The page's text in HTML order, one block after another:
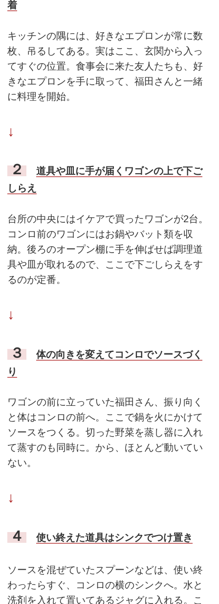
着
キッチンの隅には、好きなエプロンが常に数
枚、吊るしてある。実はここ、玄関から入っ
てすぐの位置。食事会に来た友人たちも、好
きなエプロンを手に取って、福田さんと一緒
に料理を開始。
↓
２
道具や皿に手が届くワゴンの上で下ご
しらえ
台所の中央にはイケアで買ったワゴンが2台。
コンロ前のワゴンにはお鍋やバット類を収
納。後ろのオープン棚に手を伸ばせば調理道
具や皿が取れるので、ここで下ごしらえをす
るのが定番。
↓
３
体の向きを変えてコンロでソースづく
り
ワゴンの前に立っていた福田さん、振り向く
と体はコンロの前へ。ここで鍋を火にかけて
ソースをつくる。切った野菜を蒸し器に入れ
て蒸すのも同時に。から、ほとんど動いてい
ない。
↓
４ 使い終えた道具はシンクでつけ置き
ソースを混ぜていたスプーンなどは、使い終
わったらすぐ、コンロの横のシンクへ。水と
洗剤を入れて置いてあるジャグに入れる。こ